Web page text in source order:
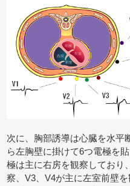
次に、胸部誘導は心臓を水平
ら左胸壁に掛けて6つ電極を
極は主に右房を観察しており
察、V3、V4が主に左室前壁